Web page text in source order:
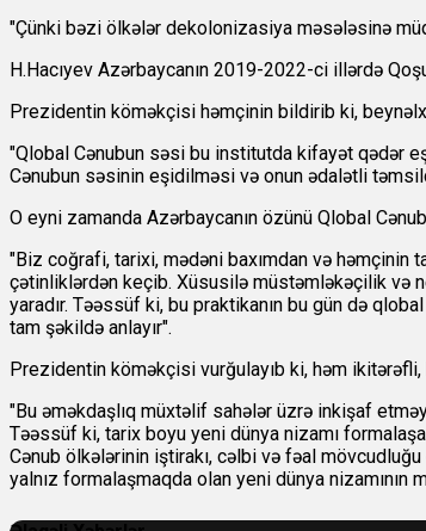
"Çünki bəzi ölkələr dekolonizasiya məsələsinə
H.Hacıyev Azərbaycanın 2019-2022-ci illərdə
Prezidentin köməkçisi həmçinin bildirib ki,
"Qlobal Cənubun səsi bu institutda kifayət qədər
Cənubun səsinin eşidilməsi və onun ədalətli
O eyni zamanda Azərbaycanın özünü Qlobal
"Biz coğrafi, tarixi, mədəni baxımdan və
çətinliklərdən keçib. Xüsusilə müstəmləkəçilik və
yaradır. Təəssüf ki, bu praktikanın bu gün də
tam şəkildə anlayır".
Prezidentin köməkçisi vurğulayıb ki, həm
"Bu əməkdaşlıq müxtəlif sahələr üzrə inkişaf
Təəssüf ki, tarix boyu yeni dünya nizamı
Cənub ölkələrinin iştirakı, cəlbi və fəal
yalnız formalaşmaqda olan yeni dünya